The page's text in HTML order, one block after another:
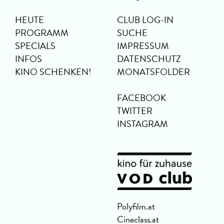
HEUTE
PROGRAMM
SPECIALS
INFOS
KINO SCHENKEN!
CLUB LOG-IN
SUCHE
IMPRESSUM
DATENSCHUTZ
MONATSFOLDER
FACEBOOK
TWITTER
INSTAGRAM
Polyfilm.at
Cineclass.at